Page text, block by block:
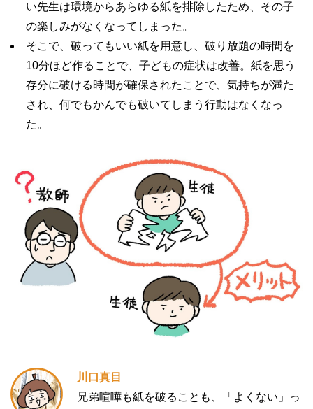
い先生は環境からあらゆる紙を排除したため、その子
の楽しみがなくなってしまった。
そこで、破ってもいい紙を用意し、破り放題の時間を
10分ほど作ることで、子どもの症状は改善。紙を思う
存分に破ける時間が確保されたことで、気持ちが満た
され、何でもかんでも破いてしまう行動はなくなっ
た。
川口真目
兄弟喧嘩も紙を破ることも、「よくない」っ